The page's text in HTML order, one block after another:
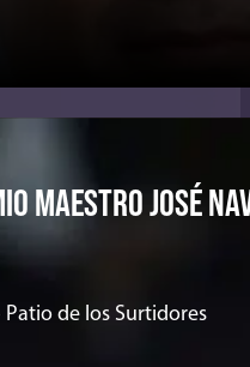
MAESTRO JOSÉ
de los Surtidores